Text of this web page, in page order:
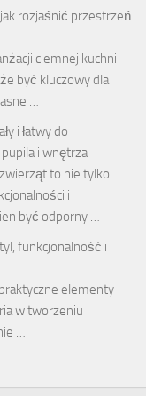
rozjaśnić przestrzeń
ciemnej kuchni
być kluczowy dla
…
i łatwy do
i wnętrza
to nie tylko
i
być odporny …
funkcjonalność i
elementy
w tworzeniu
…